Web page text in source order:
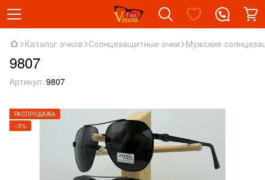
Каталог очков Солнцезащитные очки Мужские
9807
Артикул: 9807
РАСПРОДАЖА
−3%